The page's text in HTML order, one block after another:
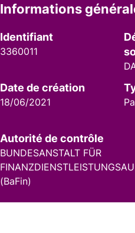
Informations
Identifiant
3360011
Date de création
18/06/2021
Autorité de contrôle
BUNDESANSTALT FÜR
(BaFin)